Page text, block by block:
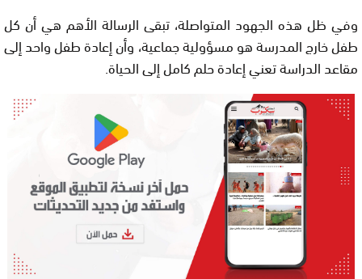
وفي ظل هذه الجهود المتواصلة، تبقى الرسالة الأهم هي أن كل
طفل خارج المدرسة هو مسؤولية جماعية، وأن إعادة طفل واحد إلى
مقاعد الدراسة تعني إعادة حلم كامل إلى الحياة.